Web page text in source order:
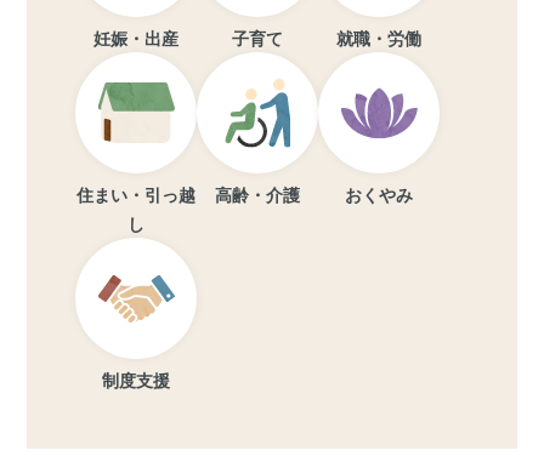
妊娠・出産 子育て 就職・労働
住まい・引っ越
し
高齢・介護 おくやみ
制度支援